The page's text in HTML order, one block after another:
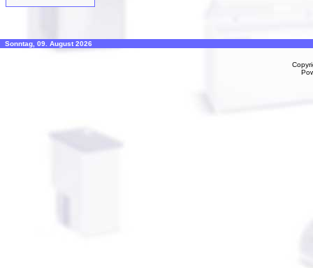
Sonntag, 09. August 2026